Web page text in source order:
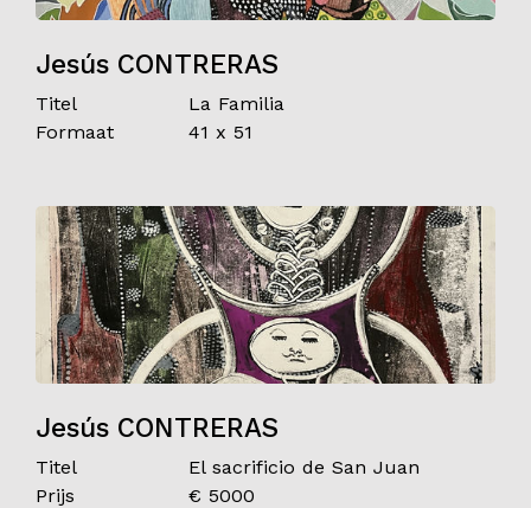
Jesús CONTRERAS
Titel
La Familia
Formaat
41 x 51
Jesús CONTRERAS
Titel
El sacrificio de San Juan
Prijs
€ 5000